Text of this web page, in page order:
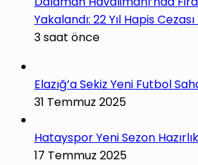
Yakalandı: 22 Yıl Hapis
3 saat önce
Elazığ’a Sekiz Yeni Futbol
31 Temmuz 2025
Hatayspor Yeni Sezon
17 Temmuz 2025